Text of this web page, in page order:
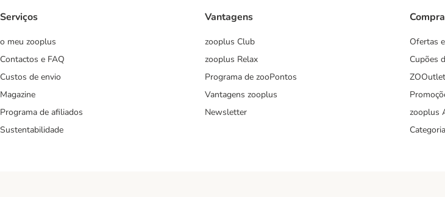
Serviços
o meu zooplus
Contactos e FAQ
Custos de envio
Magazine
Programa de afiliados
Sustentabilidade
Vantagens
zooplus Club
zooplus Relax
Programa de zooPontos
Vantagens zooplus
Newsletter
Ofertas
Cupões
ZOOutlet
zooplus